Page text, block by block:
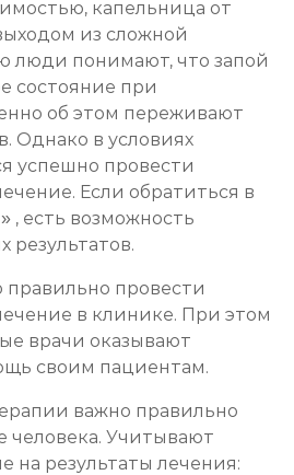
Записаться
Записаться
алкоголизма
Записаться
на дому
Записаться
капельница от
из сложной
люди понимают, что запой
состояние при
об этом переживают
Однако в условиях
успешно провести
Если обратиться в
, есть возможность
результатов.
правильно провести
в клинике. При этом
врачи оказывают
своим пациентам.
важно правильно
человека. Учитывают
на результаты лечения: